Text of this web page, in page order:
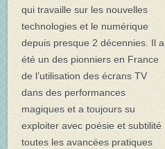
qui travaille sur les nouvelles
technologies et le numérique
depuis presque 2 décennies. Il a
été un des pionniers en France
de l’utilisation des écrans TV
dans des performances
magiques et a toujours su
exploiter avec poésie et subtilité
toutes les avancées pratiques